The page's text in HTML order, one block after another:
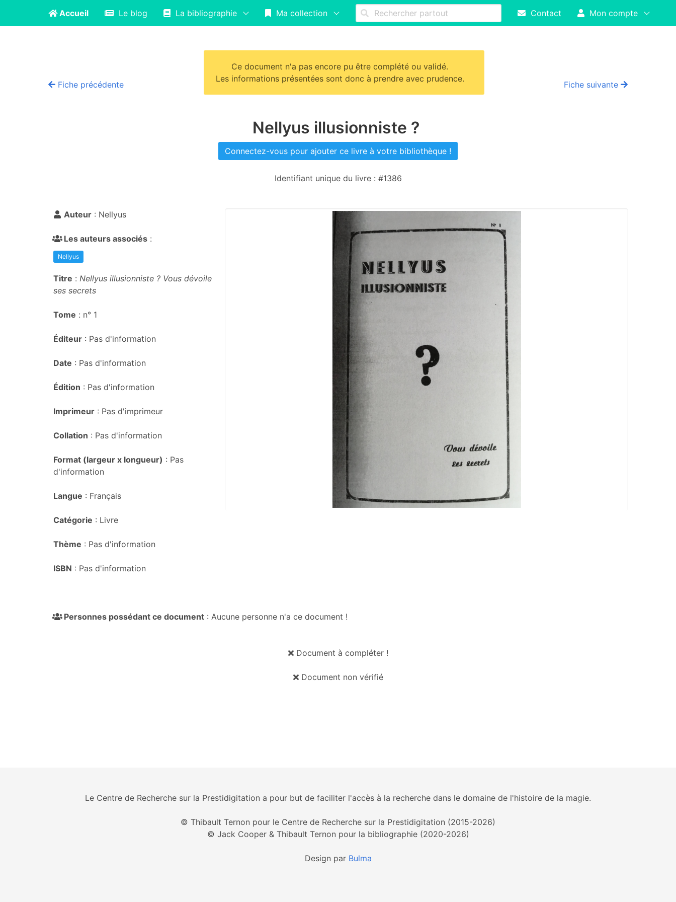
Accueil Le blog La bibliographie Ma collection Contact Mon compte
Fiche précédente
Ce document n'a pas encore pu être complété ou validé.
Les informations présentées sont donc à prendre avec prudence.
Fiche suivante
Nellyus illusionniste ?
Connectez-vous pour ajouter ce livre à votre bibliothèque !
Identifiant unique du livre : #1386
Auteur : Nellyus
Les auteurs associés :
Nellyus
Titre : Nellyus illusionniste ? Vous dévoile
ses secrets
Tome : n° 1
Éditeur : Pas d'information
Date : Pas d'information
Édition : Pas d'information
Imprimeur : Pas d'imprimeur
Collation : Pas d'information
Format (largeur x longueur) : Pas
d'information
Langue : Français
Catégorie : Livre
Thème : Pas d'information
ISBN : Pas d'information
Personnes possédant ce document : Aucune personne n'a ce document !
Document à compléter !
Document non vérifié
Le Centre de Recherche sur la Prestidigitation a pour but de faciliter l'accès à la recherche dans le domaine de l'histoire de la magie.
© Thibault Ternon pour le Centre de Recherche sur la Prestidigitation (2015-2026)
© Jack Cooper & Thibault Ternon pour la bibliographie (2020-2026)
Design par Bulma